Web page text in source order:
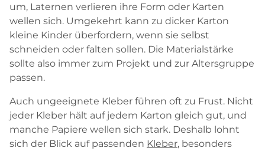
um, Laternen verlieren ihre Form oder Karten
wellen sich. Umgekehrt kann zu dicker Karton
kleine Kinder überfordern, wenn sie selbst
schneiden oder falten sollen. Die Materialstärke
sollte also immer zum Projekt und zur Altersgruppe
passen.
Auch ungeeignete Kleber führen oft zu Frust. Nicht
jeder Kleber hält auf jedem Karton gleich gut, und
manche Papiere wellen sich stark. Deshalb lohnt
sich der Blick auf passenden Kleber, besonders